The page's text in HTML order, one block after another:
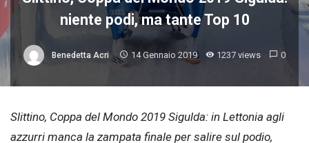
niente podi, ma tante Top 10
Benedetta Acri 14 Gennaio 2019 1237 views 0
Slittino, Coppa del Mondo 2019 Sigulda: in Lettonia agli
azzurri manca la zampata finale per salire sul podio,